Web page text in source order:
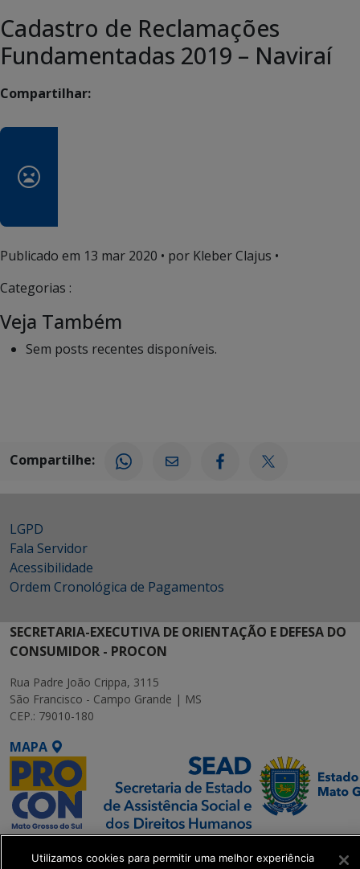
Cadastro de Reclamações
Fundamentadas 2019 – Naviraí
Compartilhar:
Publicado em 13 mar 2020 • por Kleber Clajus •
Categorias :
Veja Também
Sem posts recentes disponíveis.
Compartilhe:
LGPD
Fala Servidor
Acessibilidade
Ordem Cronológica de Pagamentos
SECRETARIA-EXECUTIVA DE ORIENTAÇÃO E DEFESA DO
CONSUMIDOR - PROCON
Rua Padre João Crippa, 3115
São Francisco - Campo Grande | MS
CEP.: 79010-180
MAPA
Utilizamos cookies para permitir uma melhor experiência